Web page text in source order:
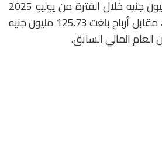
الضريبة بلغ 263.52 مليون جنيه خلال الفترة من يوليو 2025
حتى نهاية يونيو 2026، مقابل أرباح بلغت 125.73 مليون جنيه
العام المالي السابق.